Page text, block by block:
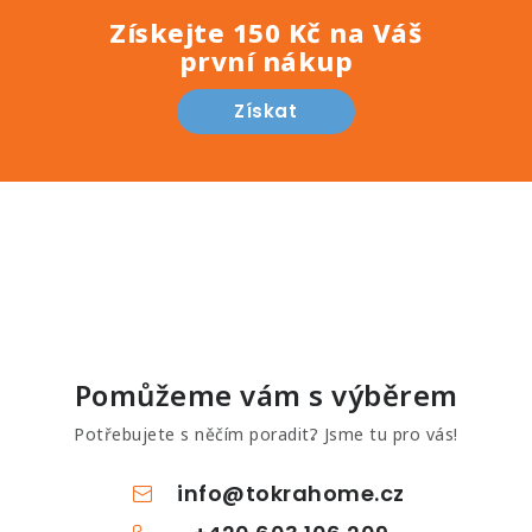
Získejte 150 Kč na Váš
první nákup
Získat
Pomůžeme vám s výběrem
Potřebujete s něčím poradit? Jsme tu pro vás!
info@tokrahome.cz